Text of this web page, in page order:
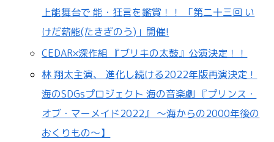
上能舞台で 能・狂言を鑑賞！！ 「第二十三回 い
けだ薪能(たきぎのう)」開催!
CEDAR×深作組 『ブリキの太鼓』公演決定！！
林 翔太主演、 進化し続ける2022年版再演決定！
海のSDGsプロジェクト 海の音楽劇 『プリンス・
オブ・マーメイド2022』 〜海からの2000年後の
おくりもの〜】